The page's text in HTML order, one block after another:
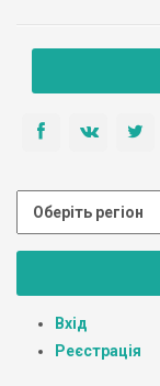
Вхід
Реєстрація